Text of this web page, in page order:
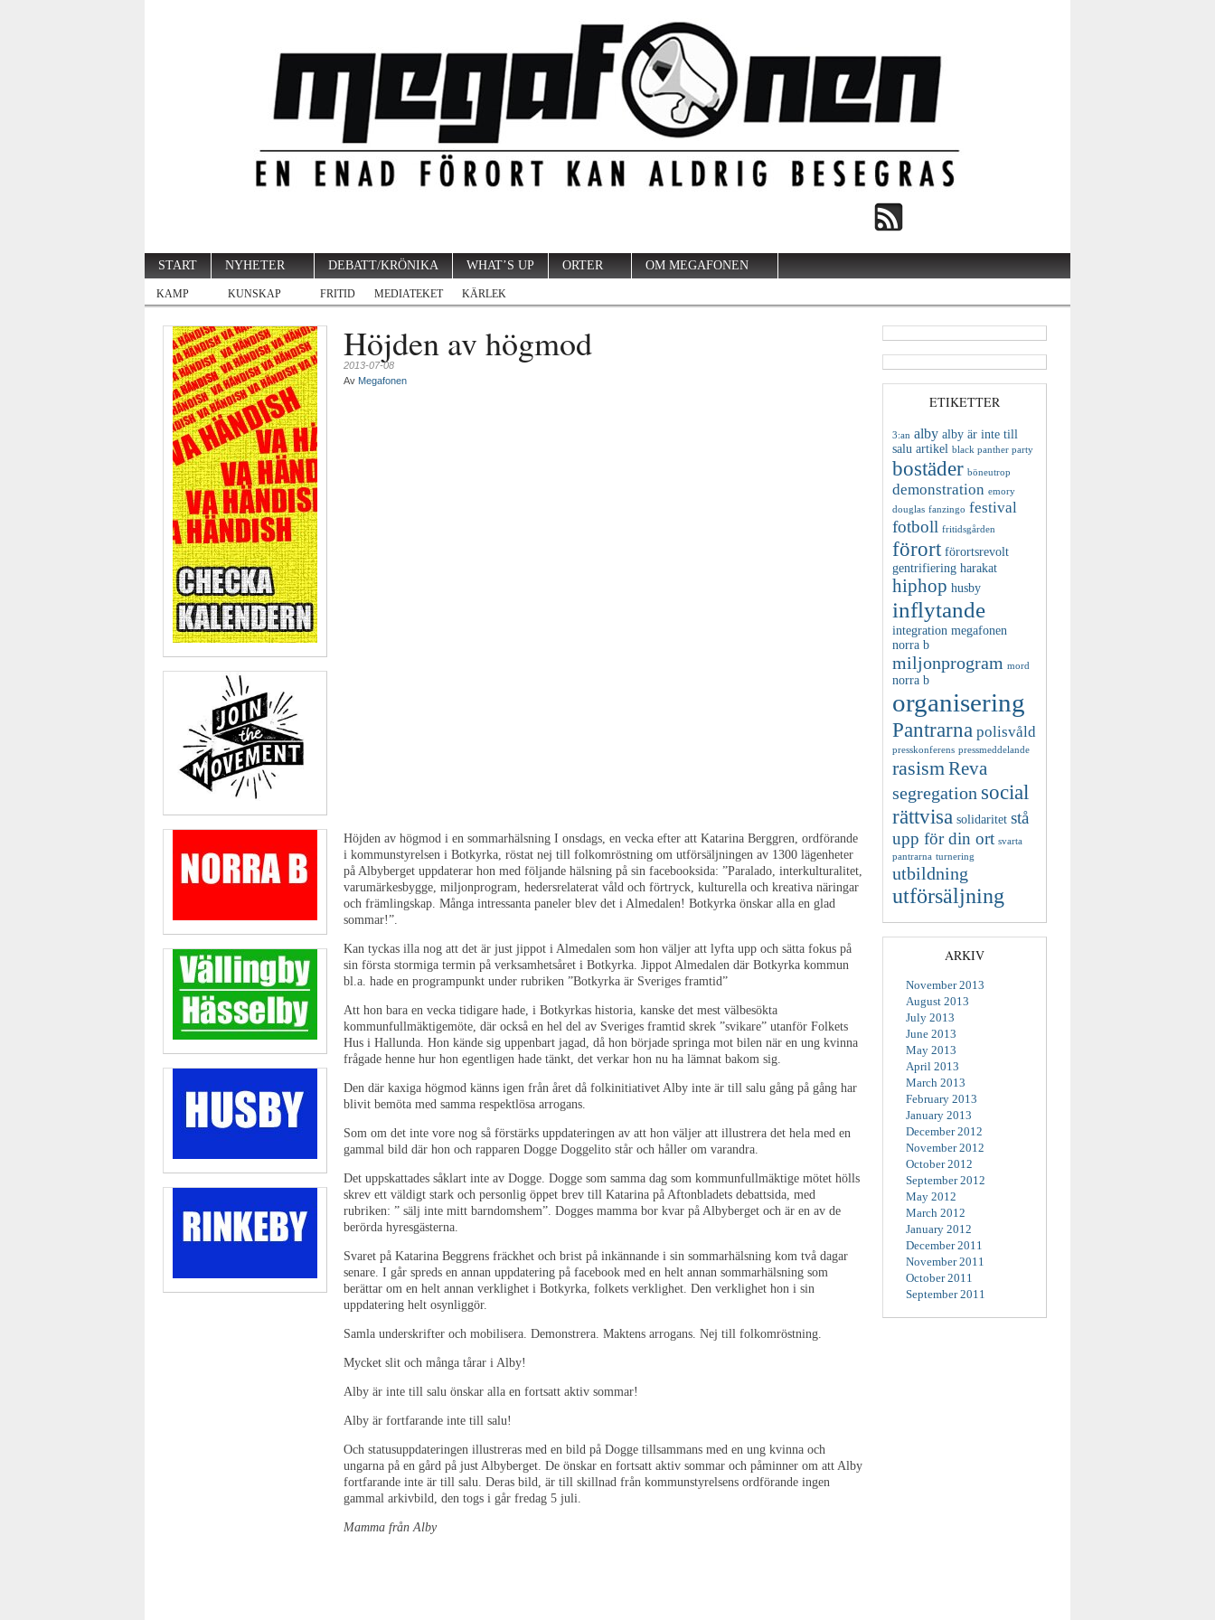
START NYHETER DEBATT/KRÖNIKA WHAT’S UP ORTER OM MEGAFONEN
KAMP KUNSKAP FRITID MEDIATEKET KÄRLEK
Höjden av högmod
2013-07-08
Av Megafonen
bild
En gammal bild i från något arkiv
Tagen 5e juli
Höjden av högmod i en sommarhälsning I onsdags, en vecka efter att Katarina Berggren, ordförande
i kommunstyrelsen i Botkyrka, röstat nej till folkomröstning om utförsäljningen av 1300 lägenheter
på Albyberget uppdaterar hon med följande hälsning på sin facebooksida: ”Paralado, interkulturalitet,
varumärkesbygge, miljonprogram, hedersrelaterat våld och förtryck, kulturella och kreativa näringar
och främlingskap. Många intressanta paneler blev det i Almedalen! Botkyrka önskar alla en glad
sommar!”.
Kan tyckas illa nog att det är just jippot i Almedalen som hon väljer att lyfta upp och sätta fokus på
sin första stormiga termin på verksamhetsåret i Botkyrka. Jippot Almedalen där Botkyrka kommun
bl.a. hade en programpunkt under rubriken ”Botkyrka är Sveriges framtid”
Att hon bara en vecka tidigare hade, i Botkyrkas historia, kanske det mest välbesökta
kommunfullmäktigemöte, där också en hel del av Sveriges framtid skrek ”svikare” utanför Folkets
Hus i Hallunda. Hon kände sig uppenbart jagad, då hon började springa mot bilen när en ung kvinna
frågade henne hur hon egentligen hade tänkt, det verkar hon nu ha lämnat bakom sig.
Den där kaxiga högmod känns igen från året då folkinitiativet Alby inte är till salu gång på gång har
blivit bemöta med samma respektlösa arrogans.
Som om det inte vore nog så förstärks uppdateringen av att hon väljer att illustrera det hela med en
gammal bild där hon och rapparen Dogge Doggelito står och håller om varandra.
Det uppskattades såklart inte av Dogge. Dogge som samma dag som kommunfullmäktige mötet hölls
skrev ett väldigt stark och personlig öppet brev till Katarina på Aftonbladets debattsida, med
rubriken: ” sälj inte mitt barndomshem”. Dogges mamma bor kvar på Albyberget och är en av de
berörda hyresgästerna.
Svaret på Katarina Beggrens fräckhet och brist på inkännande i sin sommarhälsning kom två dagar
senare. I går spreds en annan uppdatering på facebook med en helt annan sommarhälsning som
berättar om en helt annan verklighet i Botkyrka, folkets verklighet. Den verklighet hon i sin
uppdatering helt osynliggör.
Samla underskrifter och mobilisera. Demonstrera. Maktens arrogans. Nej till folkomröstning.
Mycket slit och många tårar i Alby!
Alby är inte till salu önskar alla en fortsatt aktiv sommar!
Alby är fortfarande inte till salu!
Och statusuppdateringen illustreras med en bild på Dogge tillsammans med en ung kvinna och
ungarna på en gård på just Albyberget. De önskar en fortsatt aktiv sommar och påminner om att Alby
fortfarande inte är till salu. Deras bild, är till skillnad från kommunstyrelsens ordförande ingen
gammal arkivbild, den togs i går fredag 5 juli.
Mamma från Alby
ETIKETTER
3:an alby alby är inte till
salu artikel black panther party
bostäder böneutrop
demonstration emory
douglas fanzingo festival
fotboll fritidsgården
förort förortsrevolt
gentrifiering harakat
hiphop husby
inflytande
integration megafonen
norra b
miljonprogram mord
norra b
organisering
Pantrarna polisvåld
presskonferens pressmeddelande
rasism Reva
segregation social
rättvisa solidaritet stå
upp för din ort svarta
pantrarna turnering
utbildning
utförsäljning
ARKIV
November 2013
August 2013
July 2013
June 2013
May 2013
April 2013
March 2013
February 2013
January 2013
December 2012
November 2012
October 2012
September 2012
May 2012
March 2012
January 2012
December 2011
November 2011
October 2011
September 2011